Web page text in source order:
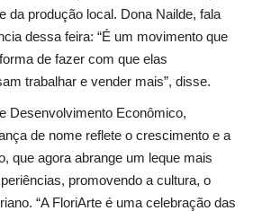
da produção local. Dona Nailde, fala
dessa feira: “É um movimento que
de fazer com que elas
trabalhar e vender mais”, disse.
Desenvolvimento Econômico,
de nome reflete o crescimento e a
que agora abrange um leque mais
promovendo a cultura, o
“A FloriArte é uma celebração das